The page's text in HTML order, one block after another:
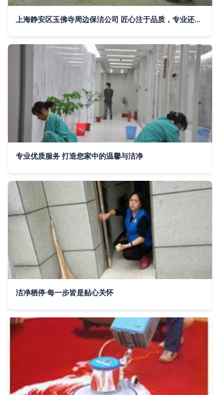
上海静安区玉佛寺周边保洁公司 匠心注于品质，专业还您放心
专业优质服务 打造您家中的温馨与洁净
洁净栖停·每一步皆是贴心关怀